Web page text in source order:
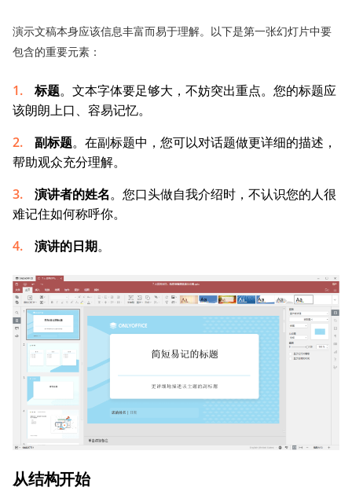
演示文稿本身应该信息丰富而易于理解。以下是第一张幻灯片中要
包含的重要元素：
标题。文本字体要足够大，不妨突出重点。您的标题应
该朗朗上口、容易记忆。
副标题。在副标题中，您可以对话题做更详细的描述，
帮助观众充分理解。
演讲者的姓名。您口头做自我介绍时，不认识您的人很
难记住如何称呼你。
演讲的日期。
从结构开始